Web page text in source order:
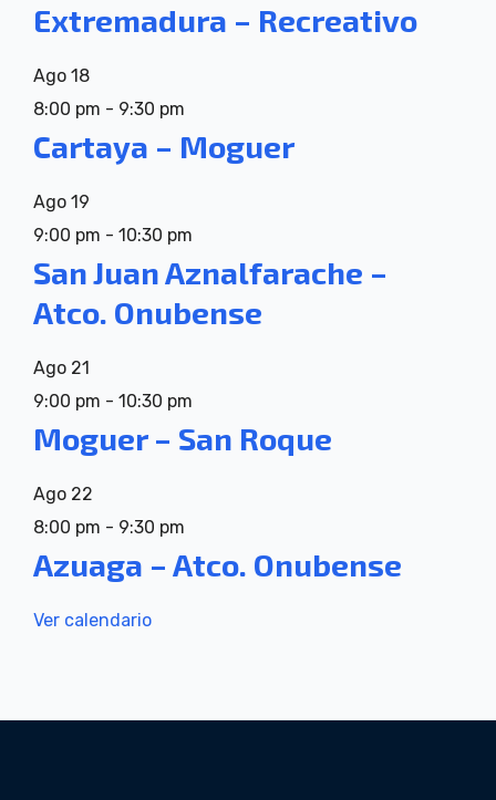
Extremadura – Recreativo
Ago 18
8:00 pm - 9:30 pm
Cartaya – Moguer
Ago 19
9:00 pm - 10:30 pm
San Juan Aznalfarache –
Atco. Onubense
Ago 21
9:00 pm - 10:30 pm
Moguer – San Roque
Ago 22
8:00 pm - 9:30 pm
Azuaga – Atco. Onubense
Ver calendario